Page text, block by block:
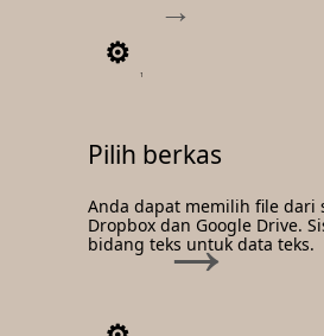
1
Pilih berkas
Anda dapat memilih file dari
Dropbox dan Google Drive.
bidang teks untuk data teks.